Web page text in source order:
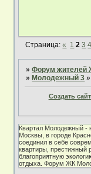
Страница:« 1 2 3 4
»Форум жителей
»Молодежный 3
Создать
Квартал Молодежный -
Москвы, в городе
соединил в себе
квартиры, престижный
благоприятную
отдыха. Форум ЖК